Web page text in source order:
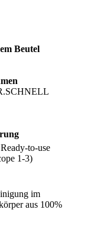
Beutel
to-use
1-3)
im
aus 100%